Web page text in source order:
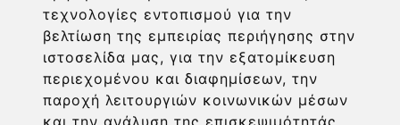
τεχνολογίες εντοπισμού για την
βελτίωση της εμπειρίας περιήγησης στην
ιστοσελίδα μας, για την εξατομίκευση
περιεχομένου και διαφημίσεων, την
παροχή λειτουργιών κοινωνικών μέσων
και την ανάλυση της επισκεψιμότητάς